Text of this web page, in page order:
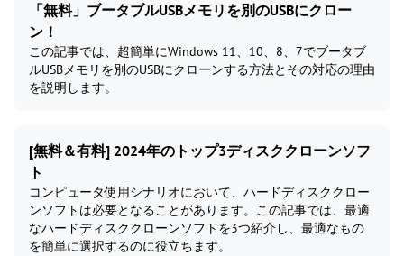
「無料」ブータブルUSBメモリを別のUSBにクロー
ン！
この記事では、超簡単にWindows 11、10、8、7でブータブ
ルUSBメモリを別のUSBにクローンする方法とその対応の理由
を説明します。
[無料＆有料] 2024年のトップ3ディスククローンソフ
ト
コンピュータ使用シナリオにおいて、ハードディスククロー
ンソフトは必要となることがあります。この記事では、最適
なハードディスククローンソフトを3つ紹介し、最適なもの
を簡単に選択するのに役立ちます。